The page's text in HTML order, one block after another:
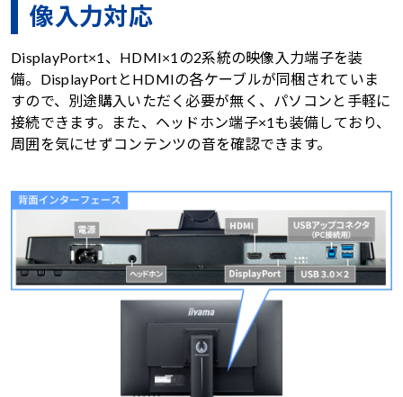
像入力対応
DisplayPort×1、HDMI×1の2系統の映像入力端子を装
備。DisplayPortとHDMIの各ケーブルが同梱されていま
すので、別途購入いただく必要が無く、パソコンと手軽に
接続できます。また、ヘッドホン端子×1も装備しており、
周囲を気にせずコンテンツの音を確認できます。